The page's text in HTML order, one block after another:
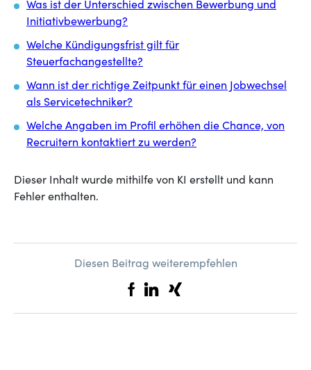
Was ist der Unterschied zwischen Bewerbung und
Initiativbewerbung?
Welche Kündigungsfrist gilt für
Steuerfachangestellte?
Wann ist der richtige Zeitpunkt für einen Jobwechsel
als Servicetechniker?
Welche Angaben im Profil erhöhen die Chance, von
Recruitern kontaktiert zu werden?
Dieser Inhalt wurde mithilfe von KI erstellt und kann
Fehler enthalten.
Diesen Beitrag weiterempfehlen